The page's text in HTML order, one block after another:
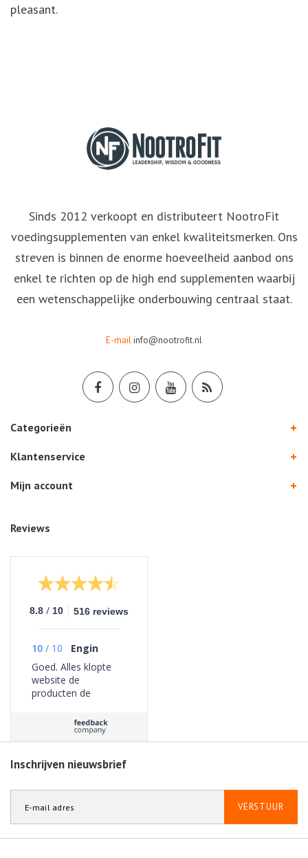
pleasant.
Sinds 2012 verkoopt en distributeert NootroFit
voedingsupplementen van enkel kwaliteitsmerken. Ons
streven is binnen de enorme hoeveelheid aanbod ons
enkel te richten op de high end supplementen waarbij
een wetenschappelijke onderbouwing centraal staat.
E-mailinfo@nootrofit.nl
Categorieën
Klantenservice
Mijn account
Reviews
8.8 / 10 516 reviews
10 / 10
Engin
Goed. Alles klopte
website de
producten de
problemen ervaren.
Inschrijven nieuwsbrief
VERSTUUR